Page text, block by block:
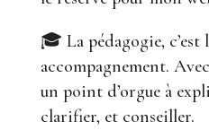
🎓 La pédagogie,
accompagnement.
un point d’orgue à
clarifier, et conseiller.